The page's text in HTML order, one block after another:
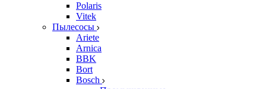
Polaris
Vitek
Пылесосы
Ariete
Arnica
BBK
Bort
Bosch